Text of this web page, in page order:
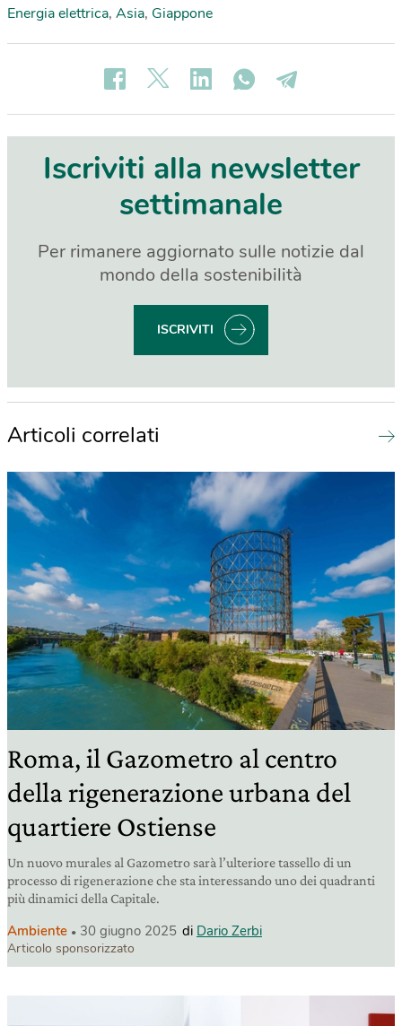
Energia elettrica, Asia, Giappone
Iscriviti alla newsletter
settimanale
Per rimanere aggiornato sulle notizie dal
mondo della sostenibilità
ISCRIVITI
Articoli correlati
Roma, il Gazometro al centro
della rigenerazione urbana del
quartiere Ostiense
Un nuovo murales al Gazometro sarà l’ulteriore tassello di un
processo di rigenerazione che sta interessando uno dei quadranti
più dinamici della Capitale.
Ambiente 30 giugno 2025 di Dario Zerbi
Articolo sponsorizzato